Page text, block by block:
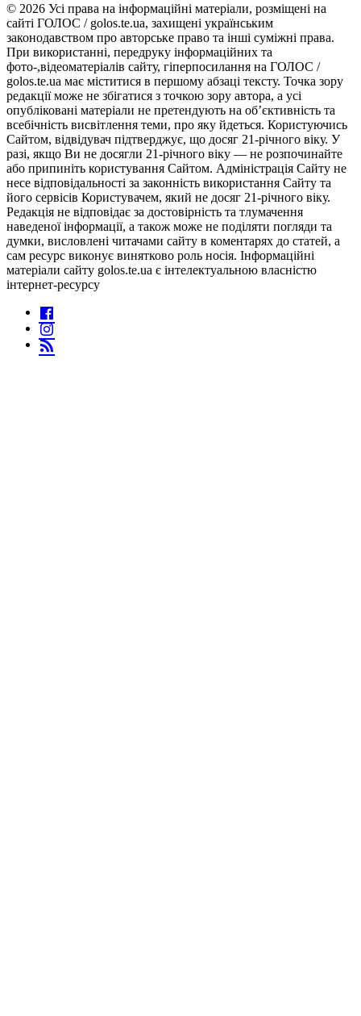
© 2026 Усі права на інформаційні матеріали, розміщені на
сайті ГОЛОС / golos.te.ua, захищені українським
законодавством про авторське право та інші суміжні права.
При використанні, передруку інформаційних та
фото-,відеоматеріалів сайту, гіперпосилання на ГОЛОС /
golos.te.ua має міститися в першому абзаці тексту. Точка зору
редакції може не збігатися з точкою зору автора, а усі
опубліковані матеріали не претендують на об’єктивність та
всебічність висвітлення теми, про яку йдеться. Користуючись
Сайтом, відвідувач підтверджує, що досяг 21-річного віку. У
разі, якщо Ви не досягли 21-річного віку — не розпочинайте
або припиніть користування Сайтом. Адміністрація Сайту не
несе відповідальності за законність використання Сайту та
його сервісів Користувачем, який не досяг 21-річного віку.
Редакція не відповідає за достовірність та тлумачення
наведеної інформації, а також може не поділяти погляди та
думки, висловлені читачами сайту в коментарях до статей, а
сам ресурс виконує винятково роль носія. Інформаційні
матеріали сайту golos.te.ua є інтелектуальною власністю
інтернет-ресурсу